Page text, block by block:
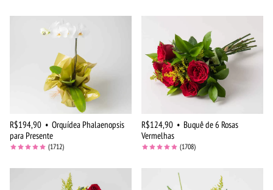
R$194,90 • Orquídea Phalaenopsis
para Presente
(1712)
R$124,90 • Buquê de 6 Rosas
Vermelhas
(1708)